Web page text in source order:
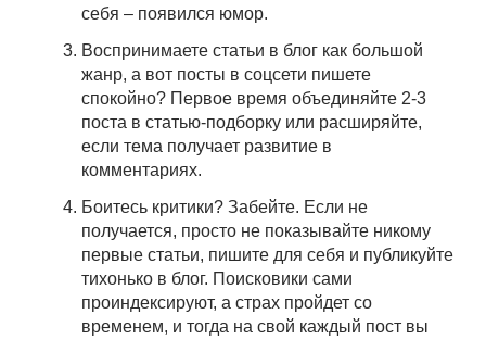
себя – появился юмор.
Воспринимаете статьи в блог как большой
жанр, а вот посты в соцсети пишете
спокойно? Первое время объединяйте 2-3
поста в статью-подборку или расширяйте,
если тема получает развитие в
комментариях.
Боитесь критики? Забейте. Если не
получается, просто не показывайте никому
первые статьи, пишите для себя и публикуйте
тихонько в блог. Поисковики сами
проиндексируют, а страх пройдет со
временем, и тогда на свой каждый пост вы